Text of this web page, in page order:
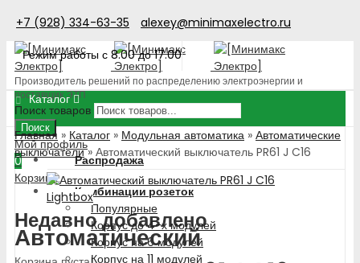
+7 (928) 334-63-35
alexey@minimaxelectro.ru
Режим работы с 8.00 до 17.00
Производитель решений по распределению электроэнергии и
поставщик ЭТП
Поиск товаров
Поиск
Мой профиль
0
Корзина
Недавно добавлено
Каталог
Распродажа
Комбинации розеток
Популярные
Корпус до 4-х модулей
Корпус на 6 модулей
Корпус на 11 модулей
Главная » Каталог » Модульная автоматика » Автоматические
выключатели» Автоматический выключатель PR61 J C16
Lightbox
Автоматический